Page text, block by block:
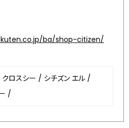
ba/shop-citizen/
クロスシー / シチズン エル /
/